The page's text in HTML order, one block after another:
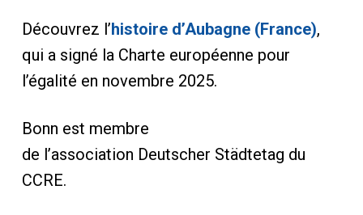
Découvrez l’histoire d’Aubagne (France),
qui a signé la Charte européenne pour
l’égalité en novembre 2025.
Bonn est membre
de l’association Deutscher Städtetag du
CCRE.